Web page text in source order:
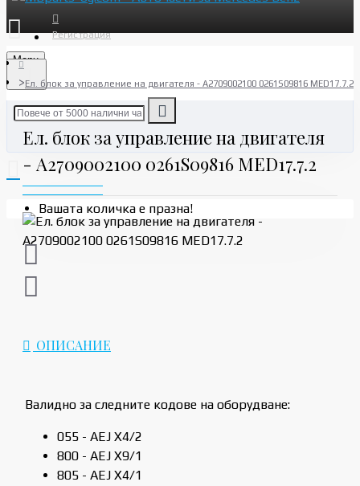
Регистрация
Menu
Вашата количка е празна!
Ел. блок за управление на двигателя - A2709002100 0261S09816 MED17.7.2
Ел. блок за управление на двигателя
- A2709002100 0261S09816 MED17.7.2
ОПИСАНИЕ
Валидно за следните кодове на оборудване:
055 - AEJ X4/2
800 - AEJ X9/1
805 - AEJ X4/1